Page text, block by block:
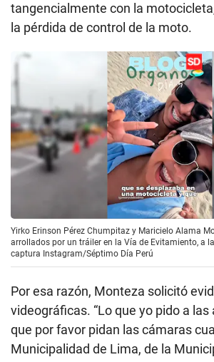
tangencialmente con la
la pérdida de control de la moto.
Yirko Erinson Pérez Chumpitaz y Maricielo Alama
arrollados por un tráiler en la Vía de Evitamiento, a
captura Instagram/Séptimo Día Perú
Por esa razón, Monteza solicitó
videográficas. “Lo que yo pido a
que por favor pidan las cámaras
Municipalidad de Lima, de la